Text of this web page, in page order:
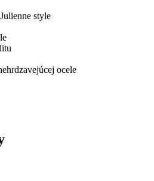
style
ocele